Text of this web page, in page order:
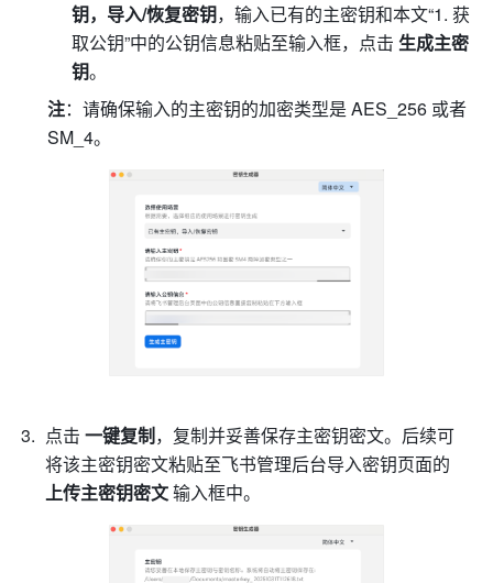
钥，导入/恢复密钥，输入已有的主密钥和本文“1. 获
取公钥”中的公钥信息粘贴至输入框，点击 生成主密
钥。
注：请确保输入的主密钥的加密类型是 AES_256 或者
SM_4。
点击 一键复制，复制并妥善保存主密钥密文。后续可
上传主密钥密文 输入框中。